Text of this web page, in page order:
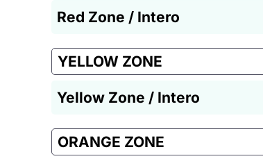
Red Zone / Intero
YELLOW ZONE
Yellow Zone / Intero
ORANGE ZONE